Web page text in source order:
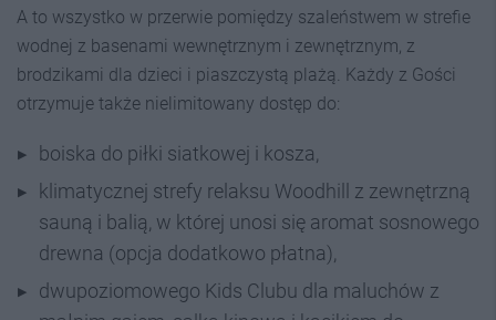
A to wszystko w przerwie pomiędzy szaleństwem w strefie
wodnej z basenami wewnętrznym i zewnętrznym, z
brodzikami dla dzieci i piaszczystą plażą. Każdy z Gości
otrzymuje także nielimitowany dostęp do:
boiska do piłki siatkowej i kosza,
klimatycznej strefy relaksu Woodhill z zewnętrzną
sauną i balią, w której unosi się aromat sosnowego
drewna (opcja dodatkowo płatna),
dwupoziomowego Kids Clubu dla maluchów z